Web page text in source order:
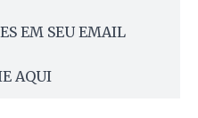
EM SEU EMAIL
AQUI